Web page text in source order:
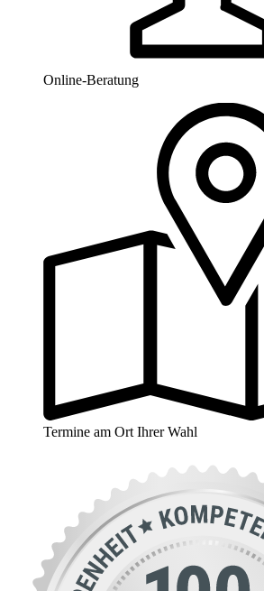
Online-Beratung
Termine am Ort Ihrer Wahl